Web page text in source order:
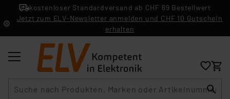
kostenloser Standardversand ab CHF 69 Bestellwert
Jetzt zum ELV-Newsletter anmelden und CHF 10 Gutschein
erhalten